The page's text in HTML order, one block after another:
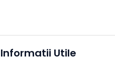
Informatii Utile